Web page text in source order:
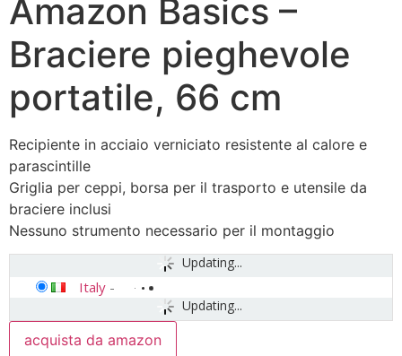
Amazon Basics –
Braciere pieghevole
portatile, 66 cm
Recipiente in acciaio verniciato resistente al calore e
parascintille
Griglia per ceppi, borsa per il trasporto e utensile da
braciere inclusi
Nessuno strumento necessario per il montaggio
Updating...
Updating...
Italy -
acquista da amazon